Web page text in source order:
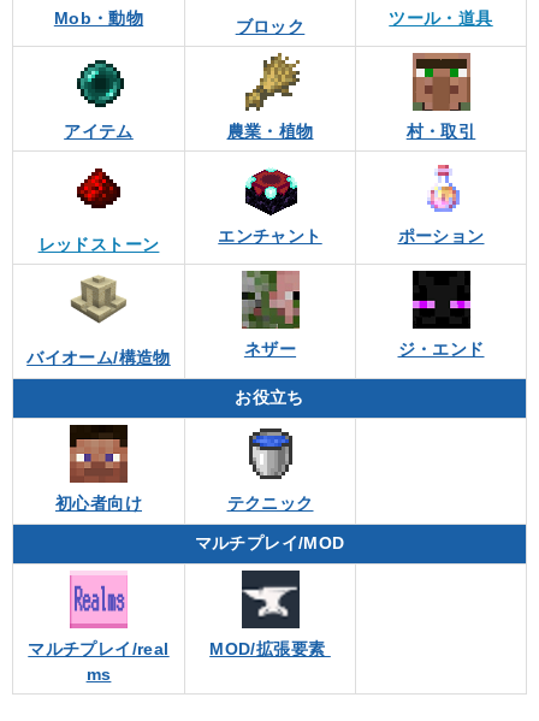
Mob・動物 ブロック ツール・道具
アイテム 農業・植物 村・取引
レッドストーン エンチャント ポーション
バイオーム/構造物 ネザー ジ・エンド
お役立ち
初心者向け テクニック
マルチプレイ/MOD
マルチプレイ/real
ms
MOD/拡張要素